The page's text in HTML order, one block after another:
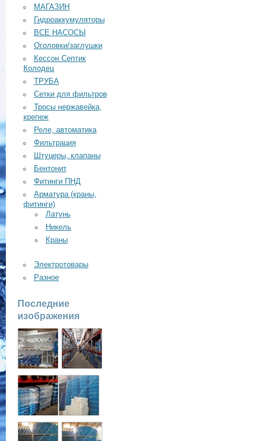
МАГАЗИН
Гидроаккумуляторы
ВСЕ НАСОСЫ
Оголовки/заглушки
Кессон Септик
Колодец
ТРУБА
Сетки для фильтров
Тросы нержавейка,
крепеж
Реле, автоматика
Фильтрация
Штуцеры, клапаны
Бентонит
Фитинги ПНД
Арматура (краны,
фитинги)
Латунь
Никель
Краны
Электротовары
Разное
Последние
изображения